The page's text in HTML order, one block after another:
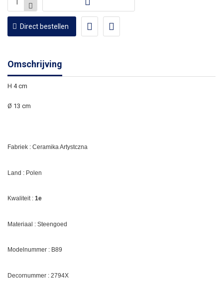
Direct bestellen
Omschrijving
H 4 cm
Ø 13 cm
Fabriek : Ceramika Artystczna
Land : Polen
Kwaliteit : 1e
Materiaal : Steengoed
Modelnummer : B89
Decornummer : 2794X